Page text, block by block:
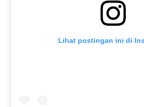
Lihat postingan ini di